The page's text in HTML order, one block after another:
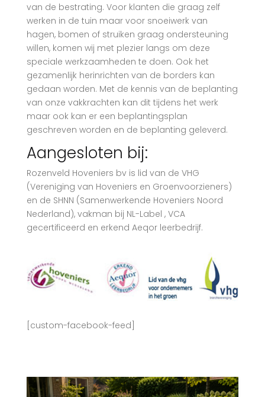
van de bestrating. Voor klanten die graag zelf
werken in de tuin maar voor snoeiwerk van
hagen, bomen of struiken graag ondersteuning
willen, komen wij met plezier langs om deze
speciale werkzaamheden te doen. Ook het
gezamenlijk herinrichten van de borders kan
gedaan worden. Met de kennis van de beplanting
van onze vakkrachten kan dit tijdens het werk
maar ook kan er een beplantingsplan
geschreven worden en de beplanting geleverd.
Aangesloten bij:
Rozenveld Hoveniers bv is lid van de VHG
(Vereniging van Hoveniers en Groenvoorzieners)
en de SHNN (Samenwerkende Hoveniers Noord
Nederland), vakman bij NL-Label , VCA
gecertificeerd en erkend Aeqor leerbedrijf.
[custom-facebook-feed]